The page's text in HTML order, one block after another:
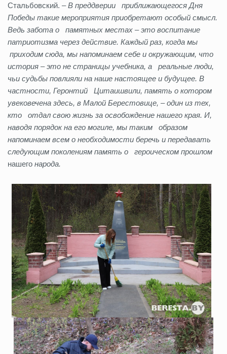
Стальбовский. –В преддверии приближающегося Дня
Победы такие мероприятия приобретают особый смысл.
Ведь забота о памятных местах – это воспитание
патриотизма через действие. Каждый раз, когда мы
приходим сюда, мы напоминаем себе и окружающим, что
история – это не страницы учебника, а реальные люди,
чьи судьбы повлияли на наше настоящее и будущее. В
частности, Геронтий Цитаишвили, память о котором
увековечена здесь, в Малой Берестовице, – один из тех,
кто отдал свою жизнь за освобождение нашего края. И,
наводя порядок на его могиле, мы таким образом
напоминаем всем о необходимости беречь и передавать
следующим поколениям память о героическом прошлом
нашего народа.